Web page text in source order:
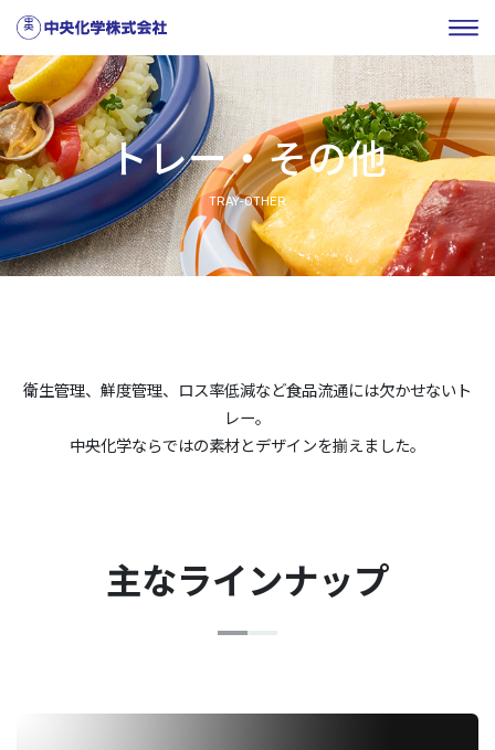
トレー・その他
TRAY-OTHER
衛生管理、鮮度管理、ロス率低減など食品流通には欠かせないト
レー。
中央化学ならではの素材とデザインを揃えました。
主なラインナップ